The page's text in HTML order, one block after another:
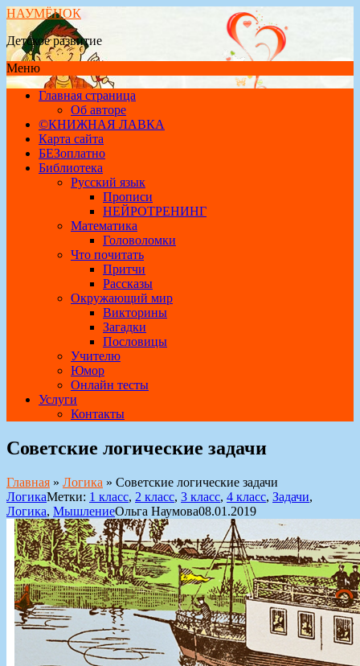
НАУМЁНОК
Детское развитие
Меню
Главная страница
Об авторе
©КНИЖНАЯ ЛАВКА
Карта сайта
БЕЗоплатно
Библиотека
Русский язык
Прописи
НЕЙРОТРЕНИНГ
Математика
Головоломки
Что почитать
Притчи
Рассказы
Окружающий мир
Викторины
Загадки
Пословицы
Учителю
Юмор
Онлайн тесты
Услуги
Контакты
Советские логические задачи
Главная » Логика » Советские логические задачи
ЛогикаМетки: 1 класс, 2 класс, 3 класс, 4 класс, Задачи,
Логика, МышлениеОльга Наумова08.01.2019